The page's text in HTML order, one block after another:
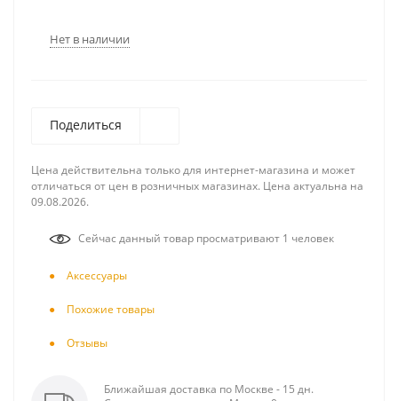
Нет в наличии
Поделиться
Цена действительна только для интернет-магазина и может
отличаться от цен в розничных магазинах. Цена актуальна на
09.08.2026.
Сейчас данный товар просматривают 1 человек
Аксесcуары
Похожие товары
Отзывы
Ближайшая доставка по Москве - 15 дн.